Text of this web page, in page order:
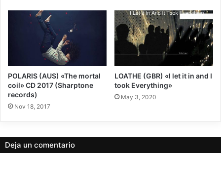
Valoración
Puntuación - 8.5
8.5
OVERSIZE lanza su primer LP, “Vital Signs”, y con él no decepciona.
POLARIS (AUS) «The mortal
coil» CD 2017 (Sharptone
records)
Nov 18, 2017
LOATHE (GBR) «I let it in and I
took Everything»
May 3, 2020
Deja un comentario